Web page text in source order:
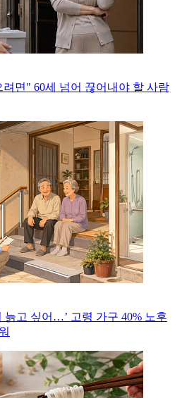
면" 60세 넘어 끊어내야 할 사람
늙고 싶어…’ 고령 가구 40% 노후